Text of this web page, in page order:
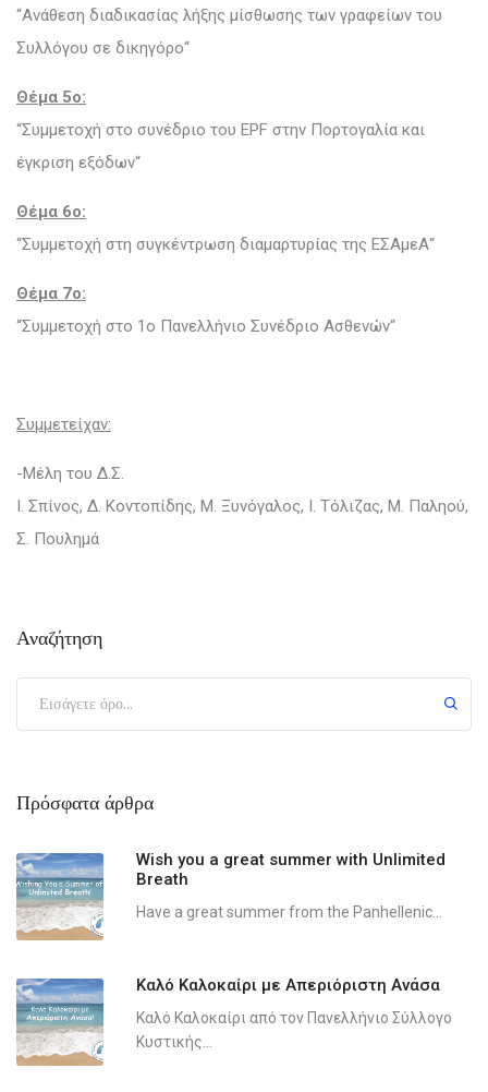
“Ανάθεση διαδικασίας λήξης μίσθωσης των γραφείων του
Συλλόγου σε δικηγόρο“
Θέμα 5ο:
“Συμμετοχή στο συνέδριο του EPF στην Πορτογαλία και
έγκριση εξόδων“
Θέμα 6ο:
“Συμμετοχή στη συγκέντρωση διαμαρτυρίας της ΕΣΑμεΑ“
Θέμα 7ο:
“Συμμετοχή στο 1ο Πανελλήνιο Συνέδριο Ασθενών“
Συμμετείχαν:
-Μέλη του Δ.Σ.
Ι. Σπίνος, Δ. Κοντοπίδης, Μ. Ξυνόγαλος, Ι. Τόλιζας, Μ. Παληού,
Σ. Πουλημά
Αναζήτηση
Πρόσφατα άρθρα
Wish you a great summer with Unlimited
Breath
Have a great summer from the Panhellenic...
Καλό Καλοκαίρι με Απεριόριστη Ανάσα
Καλό Καλοκαίρι από τον Πανελλήνιο Σύλλογο
Κυστικής...